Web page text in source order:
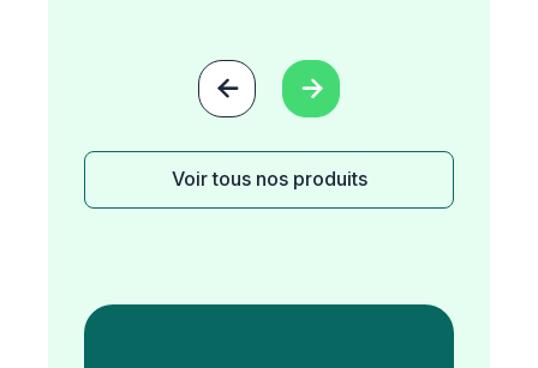
 
Voir tous nos produits